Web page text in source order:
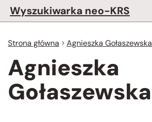
Wyszukiwarka neo-KRS
Strona główna Agnieszka Gołaszewska
Agnieszka
Gołaszewska